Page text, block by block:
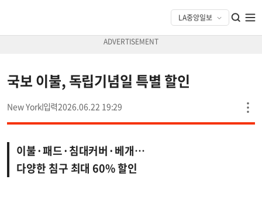
국보 이불, 독립기념일 특별 할인
New York 2026.06.22 19:29
이불·패드·침대커버·베개…
다양한 침구 최대 60% 할인